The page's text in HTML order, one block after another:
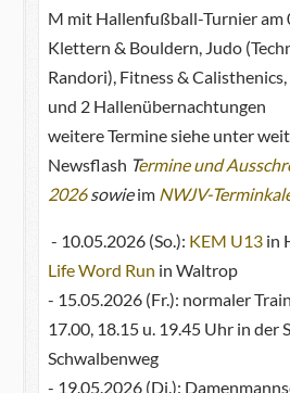
M mit Hallenfußball-Turnier am
Klettern & Bouldern, Judo
Randori), Fitness & Calisthenics,
und 2 Hallenübernachtungen
weitere Termine siehe unter
Newsflash Termine und
2026sowieim NWJV-
- 10.05.2026 (So.): KEM U13in
Life Word Run in Waltrop
- 15.05.2026 (Fr.): normaler
17.00, 18.15 u. 19.45 Uhr in der
Schwalbenweg
- 19.05.2026 (Di.):